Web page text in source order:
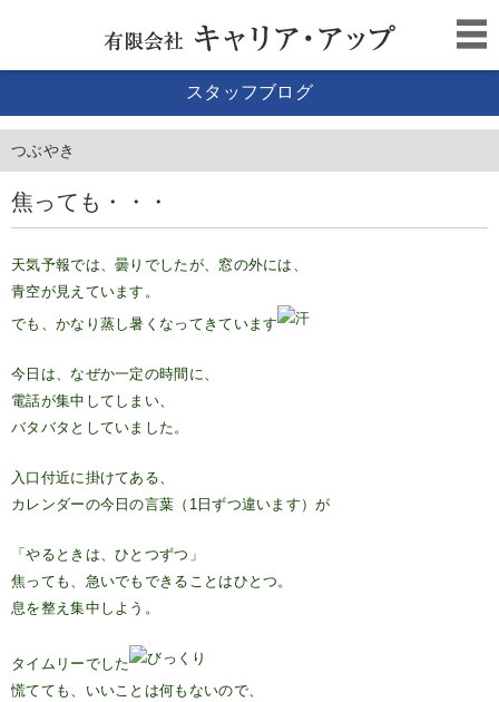
スタッフブログ
つぶやき
焦っても・・・
天気予報では、曇りでしたが、窓の外には、
青空が見えています。
でも、かなり蒸し暑くなってきています
今日は、なぜか一定の時間に、
電話が集中してしまい、
バタバタとしていました。
入口付近に掛けてある、
カレンダーの今日の言葉（1日ずつ違います）が
「やるときは、ひとつずつ」
焦っても、急いでもできることはひとつ。
息を整え集中しよう。
タイムリーでした
慌てても、いいことは何もないので、